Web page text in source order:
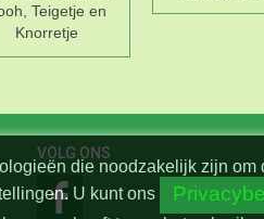
Teigetje en
Knorretje
VOLG ONS
die noodzakelijk zijn
U kunt ons